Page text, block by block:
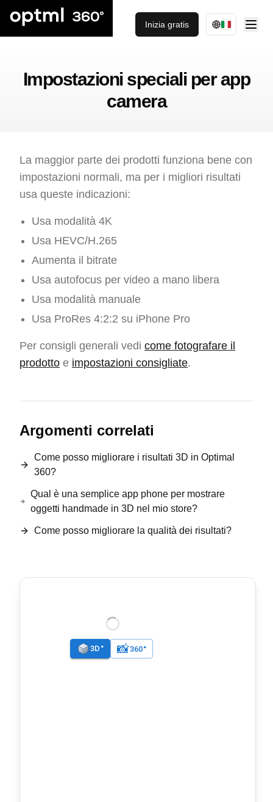
Inizia gratis
Impostazioni speciali per app
camera
La maggior parte dei prodotti funziona bene con
impostazioni normali, ma per i migliori risultati
usa queste indicazioni:
Usa modalità 4K
Usa HEVC/H.265
Aumenta il bitrate
Usa autofocus per video a mano libera
Usa modalità manuale
Usa ProRes 4:2:2 su iPhone Pro
Per consigli generali vedi come fotografare il
prodotto e impostazioni consigliate.
Argomenti correlati
Come posso migliorare i risultati 3D in Optimal
360?
Qual è una semplice app phone per mostrare
oggetti handmade in 3D nel mio store?
Come posso migliorare la qualità dei risultati?